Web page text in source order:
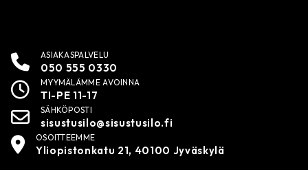
ASIAKASPALVELU
050 555 0330
MYYMÄLÄMME AVOINNA
TI-PE 11-17
SÄHKÖPOSTI
sisustusilo@sisustusilo.fi
OSOITTEEMME
Yliopistonkatu 21, 40100 Jyväskylä